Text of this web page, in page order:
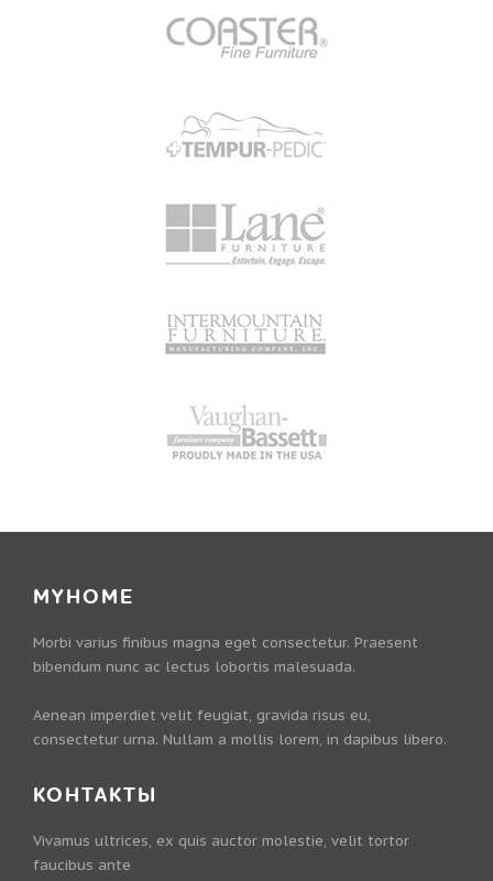
MYHOME
Morbi varius finibus magna eget consectetur. Praesent
bibendum nunc ac lectus lobortis malesuada.
Aenean imperdiet velit feugiat, gravida risus eu,
consectetur urna. Nullam a mollis lorem, in dapibus libero.
КОНТАКТЫ
Vivamus ultrices, ex quis auctor molestie, velit tortor
faucibus ante